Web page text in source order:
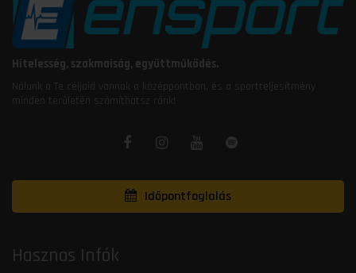
Hitelesség, szakmaiság, együttműködés.
Nálunk a Te céljaid vannak a középpontban, és a sportteljesítmény
minden területén számíthatsz ránk!
Időpontfoglalás
Hasznos Infók